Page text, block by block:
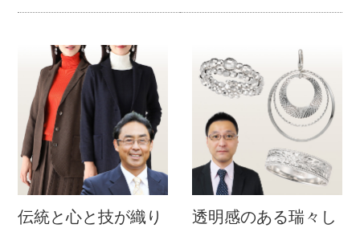
伝統と心と技が織り
透明感のある瑞々し